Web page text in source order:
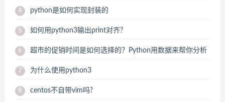
4 python是如何实现封装的
5 如何用python3输出print对齐?
6 超市的促销时间是如何选择的？Python用数据来帮你分析
7 为什么使用python3
8 centos不自带vim吗?